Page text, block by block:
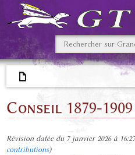
Conseil 1879-
Révision datée du 7 janvier 2026 à
contributions)